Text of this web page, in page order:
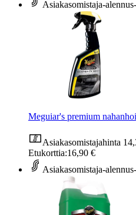
Asiakasomistaja-alennus
Meguiar's premium
Asiakasomistajahinta
Etukorttia:16,90 €
Asiakasomistaja-alennus